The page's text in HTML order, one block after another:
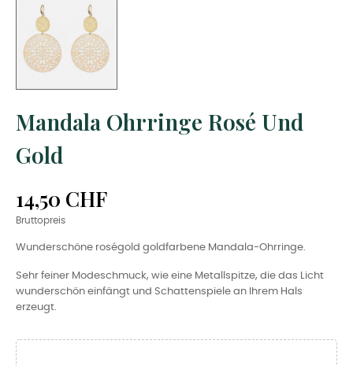
Mandala Ohrringe Rosé Und
Gold
14,50 CHF
Bruttopreis
Wunderschöne roségold goldfarbene Mandala-Ohrringe.
Sehr feiner Modeschmuck, wie eine Metallspitze, die das Licht
wunderschön einfängt und Schattenspiele an Ihrem Hals
erzeugt.